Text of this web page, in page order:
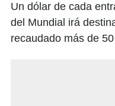
Un dólar de cada
del Mundial irá
recaudado más de